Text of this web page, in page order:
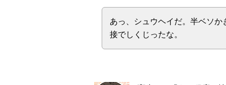
あっ、シュウヘイだ。半ベソ
接でしくじったな。